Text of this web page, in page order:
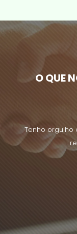
O QUE
Tenho orgulho